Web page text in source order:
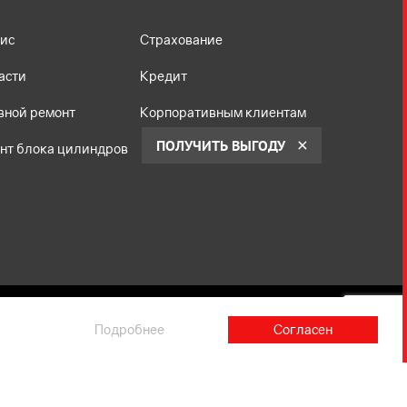
2026, Crystal Black, 2 л,
автоматический
4 449 000Р
ремонт
блока цилиндров
Страхование
Кредит
Корпоративным клиентам
публичной офертой, определяемой
Федерации в соответствии с законодательством
Подробнее Согласен
ПОЛУЧИТЬ ВЫГОДУ